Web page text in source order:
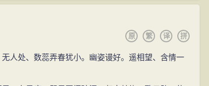
拼
译
繁
原
人处、数蕊弄春犹小。幽姿谩好。遥相望、含情一